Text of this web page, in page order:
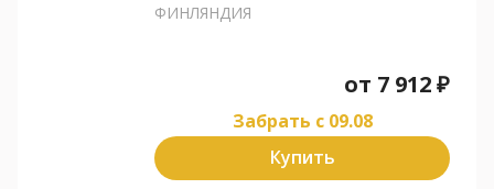
ФИНЛЯНДИЯ
от 7 912₽
Забрать c 09.08
Купить